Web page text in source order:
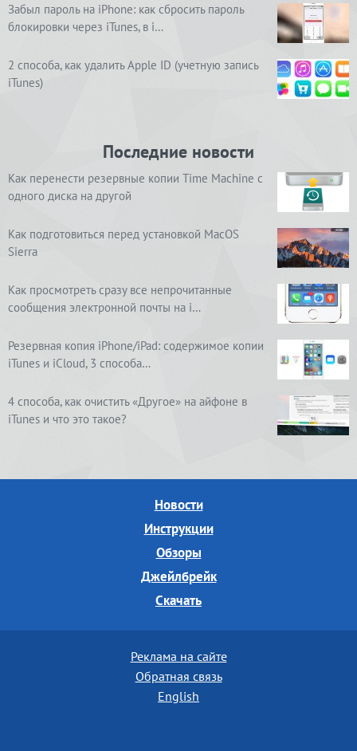
Забыл пароль на iPhone: как сбросить пароль
блокировки через iTunes, в i…
2 способа, как удалить Apple ID (учетную запись
iTunes)
Последние новости
Как перенести резервные копии Time Machine с
одного диска на другой
Как подготовиться перед установкой MacOS
Sierra
Как просмотреть сразу все непрочитанные
сообщения электронной почты на i…
Резервная копия iPhone/iPad: содержимое копии
iTunes и iCloud, 3 способа…
4 способа, как очистить «Другое» на айфоне в
iTunes и что это такое?
Новости
Инструкции
Обзоры
Джейлбрейк
Скачать
Реклама на сайте
Обратная связь
English